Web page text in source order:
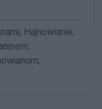
Hajnowianie;